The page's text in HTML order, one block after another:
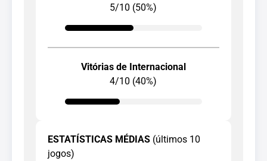
5/10 (50%)
Vitórias de Internacional
4/10 (40%)
ESTATÍSTICAS MÉDIAS (últimos 10
jogos)